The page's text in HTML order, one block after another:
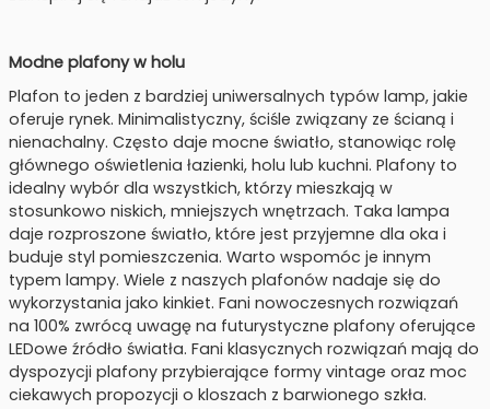
Modne plafony w holu
Plafon to jeden z bardziej uniwersalnych typów lamp, jakie
oferuje rynek. Minimalistyczny, ściśle związany ze ścianą i
nienachalny. Często daje mocne światło, stanowiąc rolę
głównego oświetlenia łazienki, holu lub kuchni. Plafony to
idealny wybór dla wszystkich, którzy mieszkają w
stosunkowo niskich, mniejszych wnętrzach. Taka lampa
daje rozproszone światło, które jest przyjemne dla oka i
buduje styl pomieszczenia. Warto wspomóc je innym
typem lampy. Wiele z naszych plafonów nadaje się do
wykorzystania jako kinkiet. Fani nowoczesnych rozwiązań
na 100% zwrócą uwagę na futurystyczne plafony oferujące
LEDowe źródło światła. Fani klasycznych rozwiązań mają do
dyspozycji plafony przybierające formy vintage oraz moc
ciekawych propozycji o kloszach z barwionego szkła.